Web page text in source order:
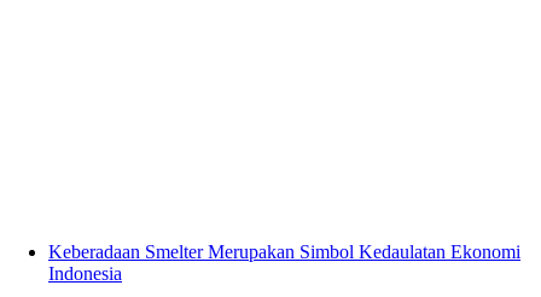
Keberadaan Smelter Merupakan Simbol Kedaulatan Ekonomi
Indonesia